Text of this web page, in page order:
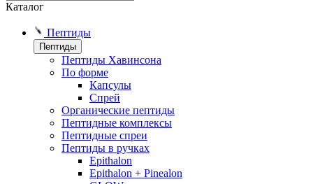
Каталог
Пептиды
Пептиды
Пептиды Хавинсона
По форме
Капсулы
Спрей
Органические пептиды
Пептидные комплексы
Пептидные спреи
Пептиды в ручках
Epithalon
Epithalon + Pinealon